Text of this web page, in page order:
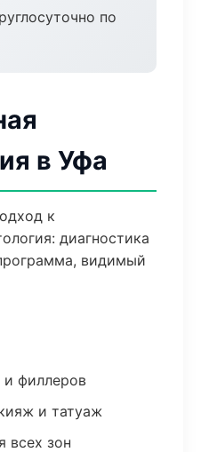
по
в Уфа
к
диагностика
видимый
и филлеров
и татуаж
всех зон